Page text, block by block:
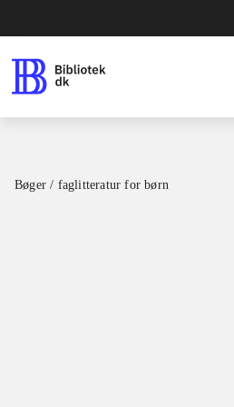
Bøger / faglitteratur for børn